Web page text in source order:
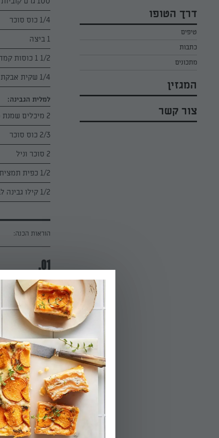
סלטים לפסח
עוגיות לפסח
קארין בנולול
מירי כהן
רובי מיכאל
דרך הטופו
טיפים
כתבות
מתכונים
המגזין
צור קשר
1/4 כוס סוכר
1 ביצה
1/2 1 כוסות קמח (200 גרם)
1/4 שקית אבקת אפייה
למלית הגבינה:
2 מיכלים שמנת מתוקה
2/3 כוס סוכר
2 סוכר וניל
1/2 כפית תמצית וניל
1/2 קילו גבינה לבנה
הוראות הכנה:
01.
מכינים את
כשהבצק מתגבש
02.
שליש לבסיס
החלק השני
מהתנור
ושומרים בצד.
הפעלת טיימר